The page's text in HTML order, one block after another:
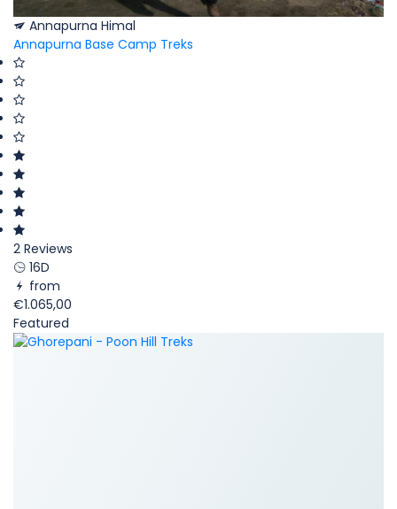
Annapurna Himal
Annapurna Base Camp Treks
2 Reviews
16D
from
€1.065,00
Featured